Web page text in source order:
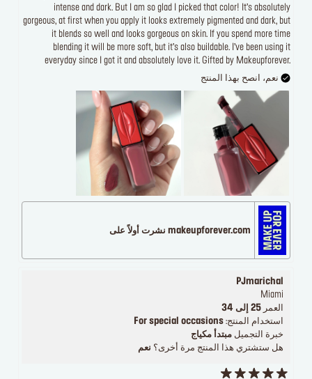
intense and dark. But I am so glad I picked that color! It’s absolutely
gorgeous, at first when you apply it looks extremely pigmented and dark, but
it blends so well and looks gorgeous on skin. If you spend more time
blending it will be more soft, but it’s also buildable. I’ve been using it
everyday since I got it and absolutely love it. Gifted by Makeupforever.
نعم، انصح بهذا المنتج
makeupforever.com نشرت أولاً على
PJmarichal
Miami
العمر 25 إلى 34
استخدام المنتج: For special occasions
خبرة التجميل مبتدأ مكياج
هل ستشتري هذا المنتج مرة أخرى؟ نعم